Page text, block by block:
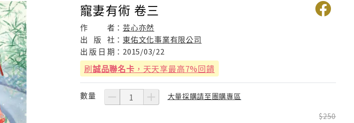
寵妻有術 卷三
作 者：芸心亦然
出
版 社： 東佑文化事業有限公司
出 版 日 期： 2015/03/22
刷誠品聯名卡 ，天天享最高7%回饋
數量 大量採購請至團購專區
250